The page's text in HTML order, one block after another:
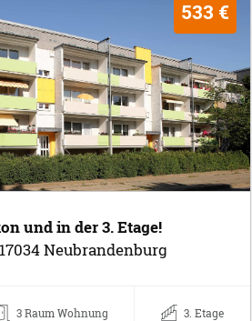
533 €
und in der 3. Etage!
Neubrandenburg
3 Raum Wohnung 3. Etage